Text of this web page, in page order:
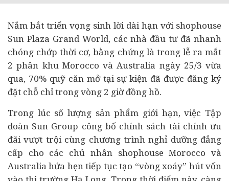
Nắm bắt triển vọng sinh lời dài hạn với shophouse
Sun Plaza Grand World, các nhà đầu tư đã nhanh
chóng chớp thời cơ, bằng chứng là trong lễ ra mắt
2 phân khu Morocco và Australia ngày 25/3 vừa
qua, 70% quỹ căn mở tại sự kiện đã được đăng ký
đặt chỗ chỉ trong vòng 2 giờ đồng hồ.
Trong lúc số lượng sản phẩm giới hạn, việc Tập
đoàn Sun Group công bố chính sách tài chính ưu
đãi vượt trội cùng chương trình nghỉ dưỡng đẳng
cấp cho các chủ nhân shophouse Morocco và
Australia hứa hẹn tiếp tục tạo “vòng xoáy” hút vốn